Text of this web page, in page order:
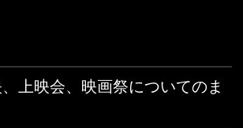
上映会、映画祭についてのま